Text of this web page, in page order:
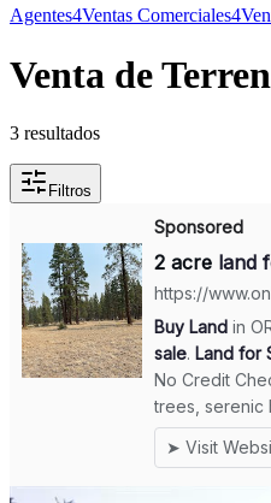
Agentes4Ventas Comerciales4
Venta de
3 resultados
Filtros